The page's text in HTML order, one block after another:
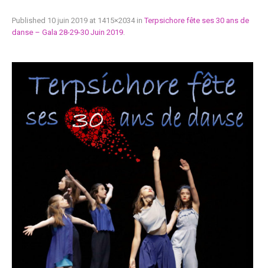
Published 10 juin 2019 at 1415×2034 inTerpsichore fête ses 30 ans de
danse – Gala 28-29-30 Juin 2019.